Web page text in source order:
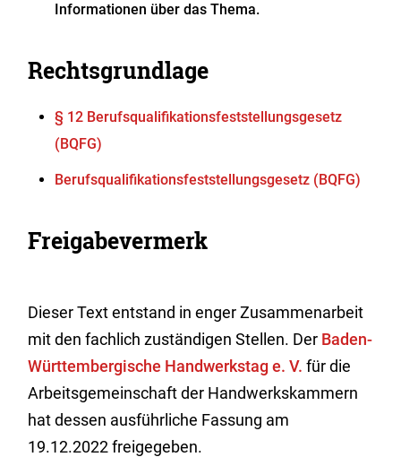
Informationen über das Thema.
Rechtsgrundlage
§ 12 Berufsqualifikationsfeststellungsgesetz
(BQFG)
Berufsqualifikationsfeststellungsgesetz (BQFG)
Freigabevermerk
Dieser Text entstand in enger Zusammenarbeit
mit den fachlich zuständigen Stellen. Der Baden-
Württembergische Handwerkstag e. V. für die
Arbeitsgemeinschaft der Handwerkskammern
hat dessen ausführliche Fassung am
19.12.2022 freigegeben.